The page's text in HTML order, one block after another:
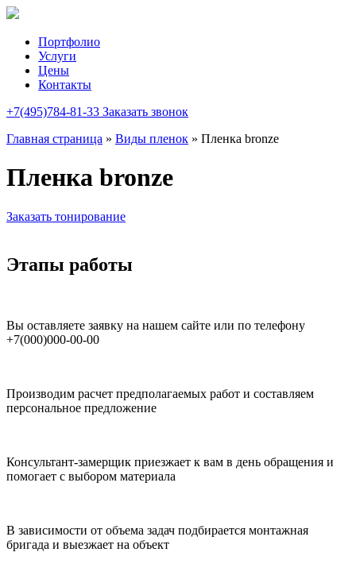
Портфолио
Услуги
Цены
Контакты
+7(495)784-81-33 Заказать звонок
Главная страница » Виды пленок » Пленка bronze
Пленка bronze
Заказать тонирование
Этапы работы
Вы оставляете заявку на нашем сайте или по телефону
+7(000)000-00-00
Производим расчет предполагаемых работ и составляем
персональное предложение
Консультант-замерщик приезжает к вам в день обращения и
помогает с выбором материала
В зависимости от объема задач подбирается монтажная
бригада и выезжает на объект